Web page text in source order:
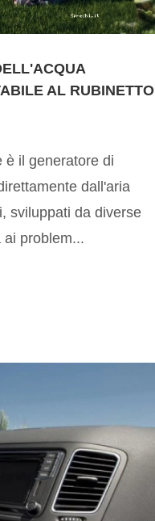
AL RUBINETTO
è il generatore di
dall'aria
sviluppati da diverse
problem...